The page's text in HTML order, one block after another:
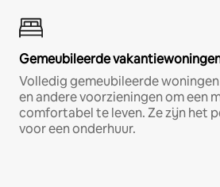
Gemeubileerde
Volledig gemeubileerde
en andere voorzieningen om een
comfortabel te leven. Ze zijn het
voor een onderhuur.